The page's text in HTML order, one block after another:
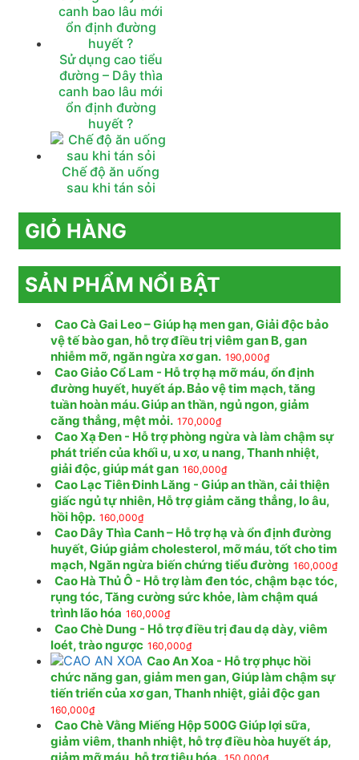
Sử dụng cao tiểu
đường – Dây thìa
canh bao lâu mới
ổn định đường
huyết ?
Chế độ ăn uống
sau khi tán sỏi
GIỎ HÀNG
SẢN PHẨM NỔI BẬT
Cao Cà Gai Leo – Giúp hạ men gan, Giải độc bảo
vệ tế bào gan, hỗ trợ điều trị viêm gan B, gan
nhiễm mỡ, ngăn ngừa xơ gan. 190,000₫
Cao Giảo Cổ Lam - Hỗ trợ hạ mỡ máu, ổn định
đường huyết, huyết áp. Bảo vệ tim mạch, tăng
tuần hoàn máu. Giúp an thần, ngủ ngon, giảm
căng thẳng, mệt mỏi. 170,000₫
Cao Xạ Đen - Hỗ trợ phòng ngừa và làm chậm sự
phát triển của khối u, u xơ, u nang, Thanh nhiệt,
giải độc, giúp mát gan 160,000₫
Cao Lạc Tiên Đinh Lăng - Giúp an thần, cải thiện
giấc ngủ tự nhiên, Hỗ trợ giảm căng thẳng, lo âu,
hồi hộp. 160,000₫
Cao Dây Thìa Canh – Hỗ trợ hạ và ổn định đường
huyết, Giúp giảm cholesterol, mỡ máu, tốt cho tim
mạch, Ngăn ngừa biến chứng tiểu đường 160,000₫
Cao Hà Thủ Ô - Hỗ trợ làm đen tóc, chậm bạc tóc,
rụng tóc, Tăng cường sức khỏe, làm chậm quá
trình lão hóa 160,000₫
Cao Chè Dung - Hỗ trợ điều trị đau dạ dày, viêm
loét, trào ngược 160,000₫
Cao An Xoa - Hỗ trợ phục hồi
chức năng gan, giảm men gan, Giúp làm chậm sự
tiến triển của xơ gan, Thanh nhiệt, giải độc gan
160,000₫
Cao Chè Vằng Miếng Hộp 500G Giúp lợi sữa,
giảm viêm, thanh nhiệt, hỗ trợ điều hòa huyết áp,
giảm mỡ máu, hỗ trợ tiêu hóa.